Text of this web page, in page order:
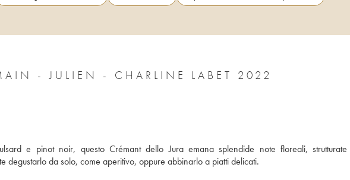
- JULIEN - CHARLINE LABET 2022
e pinot noir, questo Crémant dello Jura emana splendide note floreali,
degustarlo da solo, come aperitivo, oppure abbinarlo a piatti delicati.